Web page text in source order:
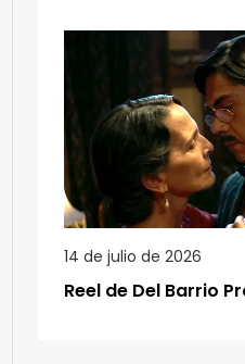
14 de julio de 2026
Reel de Del Barrio